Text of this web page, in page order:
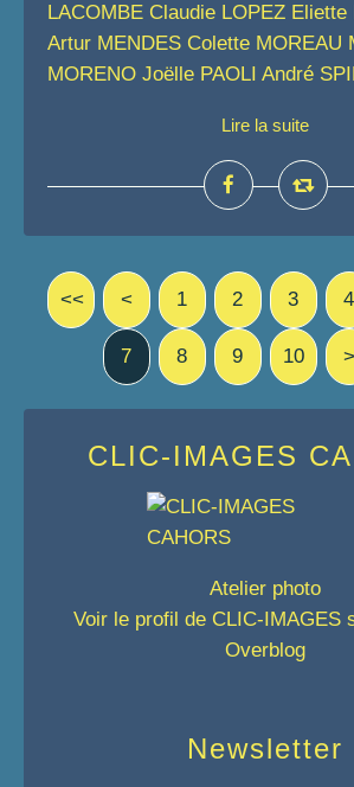
LACOMBE Claudie LOPEZ Eliette
Artur MENDES Colette MOREAU
MORENO Joëlle PAOLI André
Lire la suite
<< < 1 2 3 4
7 8 9 10 >
Newsletter
CLIC-IMAGES
Atelier photo
Voir le profil de CLIC-IMAGES
Overblog